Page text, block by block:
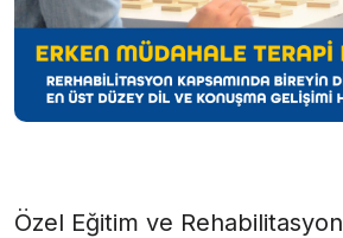
Özel Eğitim ve Rehabilitasyon